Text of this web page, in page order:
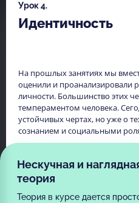
Урок 4.
Идентичность
На прошлых занятиях мы
оценили и проанализировали
личности. Большинство этих
темпераментом человека.
устойчивых чертах, но уже о
сознанием и социальными
Нескучная и
теория
Теория в курсе дается